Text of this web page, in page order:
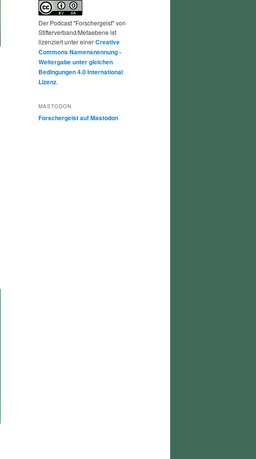
Der Podcast "Forschergeist" von
Stifterverband/Metaebene ist
lizenziert unter einerCreative
Commons Namensnennung -
Weitergabe unter gleichen
Bedingungen 4.0 International
Lizenz.
MASTODON
Forschergeist auf Mastodon